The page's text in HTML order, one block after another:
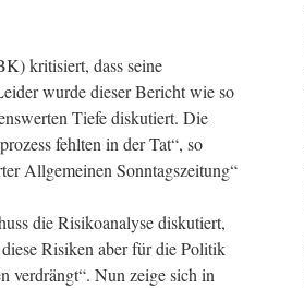
kritisiert, dass seine
wurde dieser Bericht wie so
Tiefe diskutiert. Die
fehlten in der Tat“, so
Allgemeinen Sonntagszeitung“
die Risikoanalyse diskutiert,
Risiken aber für die Politik
verdrängt“. Nun zeige sich in